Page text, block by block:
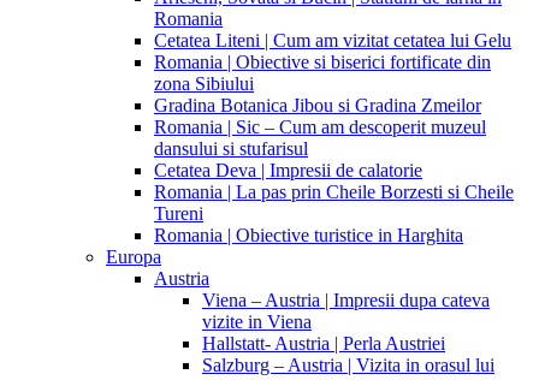
Romania
Cetatea Liteni | Cum am vizitat cetatea lui Gelu
Romania | Obiective si biserici fortificate din
zona Sibiului
Gradina Botanica Jibou si Gradina Zmeilor
Romania | Sic – Cum am descoperit muzeul
dansului si stufarisul
Cetatea Deva | Impresii de calatorie
Romania | La pas prin Cheile Borzesti si Cheile
Tureni
Romania | Obiective turistice in Harghita
Europa
Austria
Viena – Austria | Impresii dupa cateva
vizite in Viena
Hallstatt- Austria | Perla Austriei
Salzburg – Austria | Vizita in orasul lui